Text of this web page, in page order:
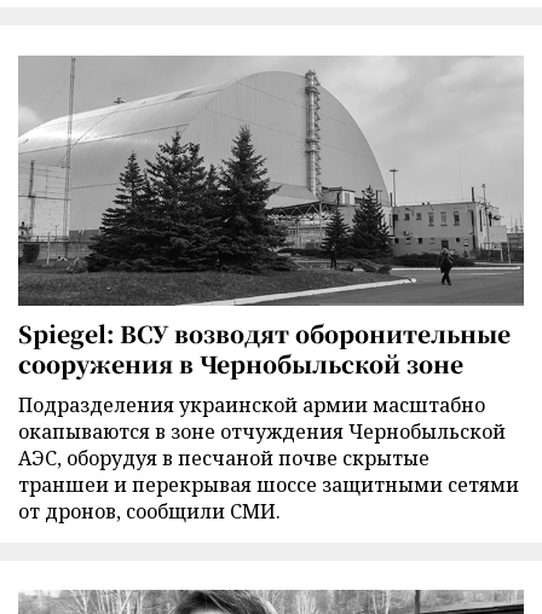
Spiegel: ВСУ возводят оборонительные
сооружения в Чернобыльской зоне
Подразделения украинской армии масштабно
окапываются в зоне отчуждения Чернобыльской
АЭС, оборудуя в песчаной почве скрытые
траншеи и перекрывая шоссе защитными сетями
от дронов, сообщили СМИ.